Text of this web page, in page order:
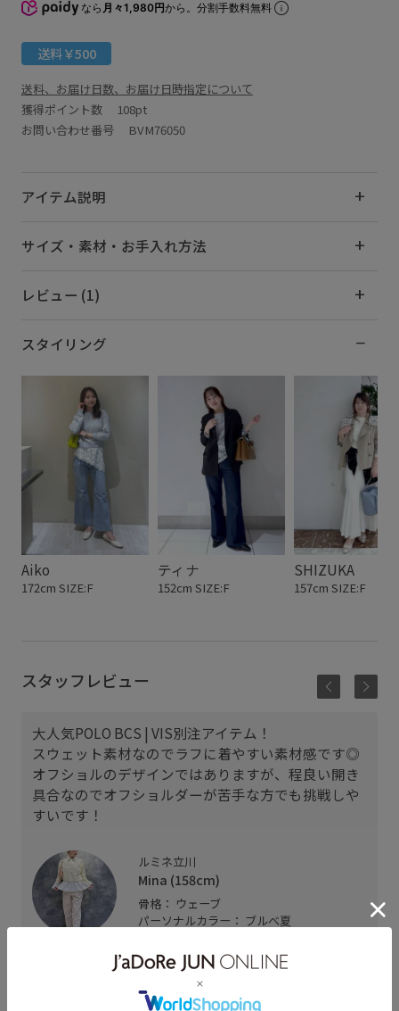
なら 月々1,980円から。分割手数料無料
送料￥500
送料、お届け日数、お届け日時指定について
獲得ポイント数
108pt
お問い合わせ番号 BVM76050
アイテム説明
サイズ・素材・お手入れ方法
レビュー (1)
スタイリング
Aiko
172cm SIZE:F
ティナ
152cm SIZE:F
SHIZUKA
157cm SIZE:F
スタッフレビュー
大人気POLO BCS | VIS別注アイテム！
スウェット素材なのでラフに着やすい素材感です◎
オフショルのデザインではありますが、程良い開き
具合なのでオフショルダーが苦手な方でも挑戦しや
すいです！
ルミネ立川
Mina (158cm)
骨格： ウェーブ
パーソナルカラー： ブルべ夏
着用サイズ : F
カラー : キナリ (16)